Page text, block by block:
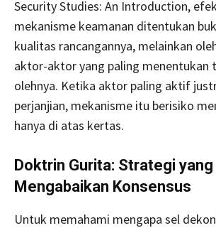
Security Studies: An Introduction,
mekanisme keamanan ditentukan
kualitas rancangannya, melainkan
aktor-aktor yang paling
olehnya. Ketika aktor paling aktif
perjanjian, mekanisme itu berisiko
hanya di atas kertas.
Doktrin Gurita: Strategi yang
Mengabaikan Konsensus
Untuk memahami mengapa sel